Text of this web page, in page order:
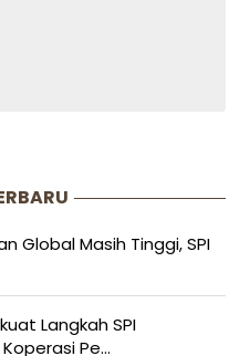
Global Masih Tinggi, SPI
Langkah SPI
Pe...